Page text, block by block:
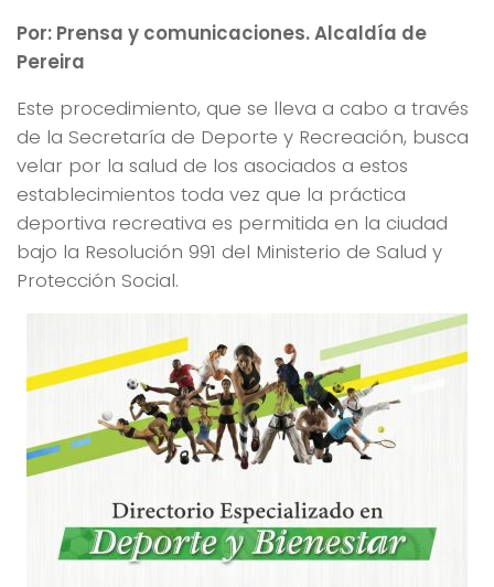
Por: Prensa y comunicaciones. Alcaldía de
Pereira
Este procedimiento, que se lleva a cabo a través
de la Secretaría de Deporte y Recreación, busca
velar por la salud de los asociados a estos
establecimientos toda vez que la práctica
deportiva recreativa es permitida en la ciudad
bajo la Resolución 991 del Ministerio de Salud y
Protección Social.